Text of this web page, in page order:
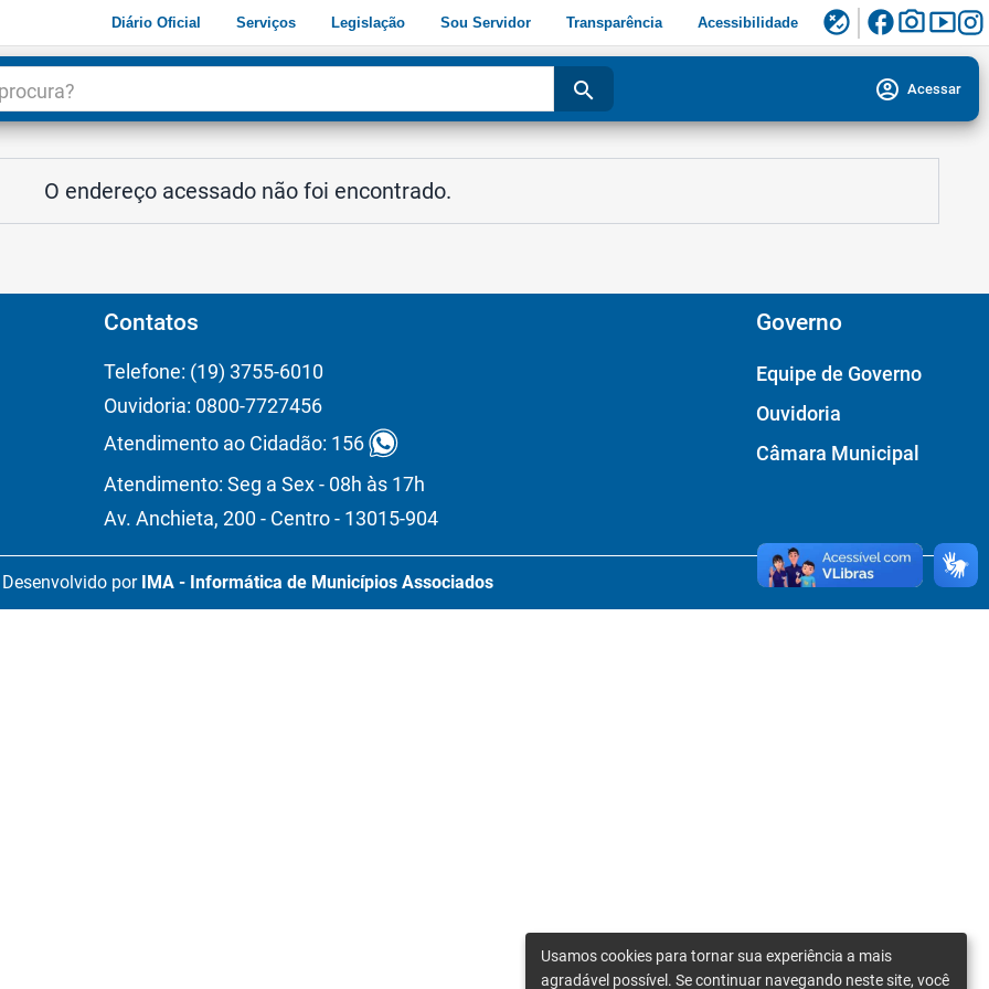
Diário Oficial Serviços Legislação Sou Servidor Transparência Acessibilidade flaky facebookphoto_camerasmart_display
search account_circle Acessar
O endereço acessado não foi encontrado.
Contatos
Telefone: (19) 3755-6010
Ouvidoria: 0800-7727456
Atendimento ao Cidadão: 156
Atendimento: Seg a Sex - 08h às 17h
Av. Anchieta, 200 - Centro - 13015-904
Governo
Equipe de Governo
Ouvidoria
Câmara Municipal
Desenvolvido por IMA - Informática de Municípios Associados
Usamos cookies para tornar sua experiência a mais
agradável possível. Se continuar navegando neste site, você